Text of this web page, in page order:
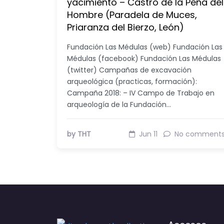
Hombre (Paradela de Muces,
Priaranza del Bierzo, León)
Fundación Las Médulas (web) Fundación Las
Médulas (facebook) Fundación Las Médulas
(twitter) Campañas de excavación
arqueológica (practicas, formación):
Campaña 2018: – IV Campo de Trabajo en
arqueología de la Fundación…
by THT Jun 11 No